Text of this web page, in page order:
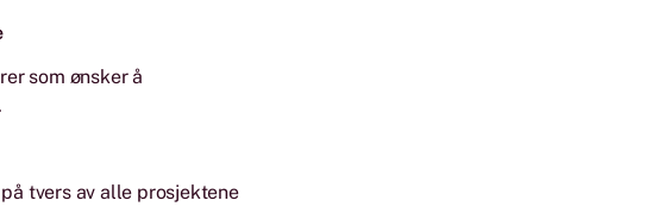
som ønsker å
tvers av alle prosjektene